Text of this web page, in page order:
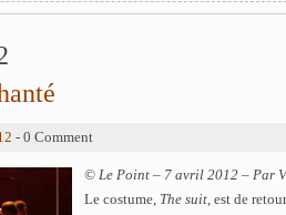
- 0 Comment
© Le Point – 7 avril 2012 – Par
Le costume, The suit, est de